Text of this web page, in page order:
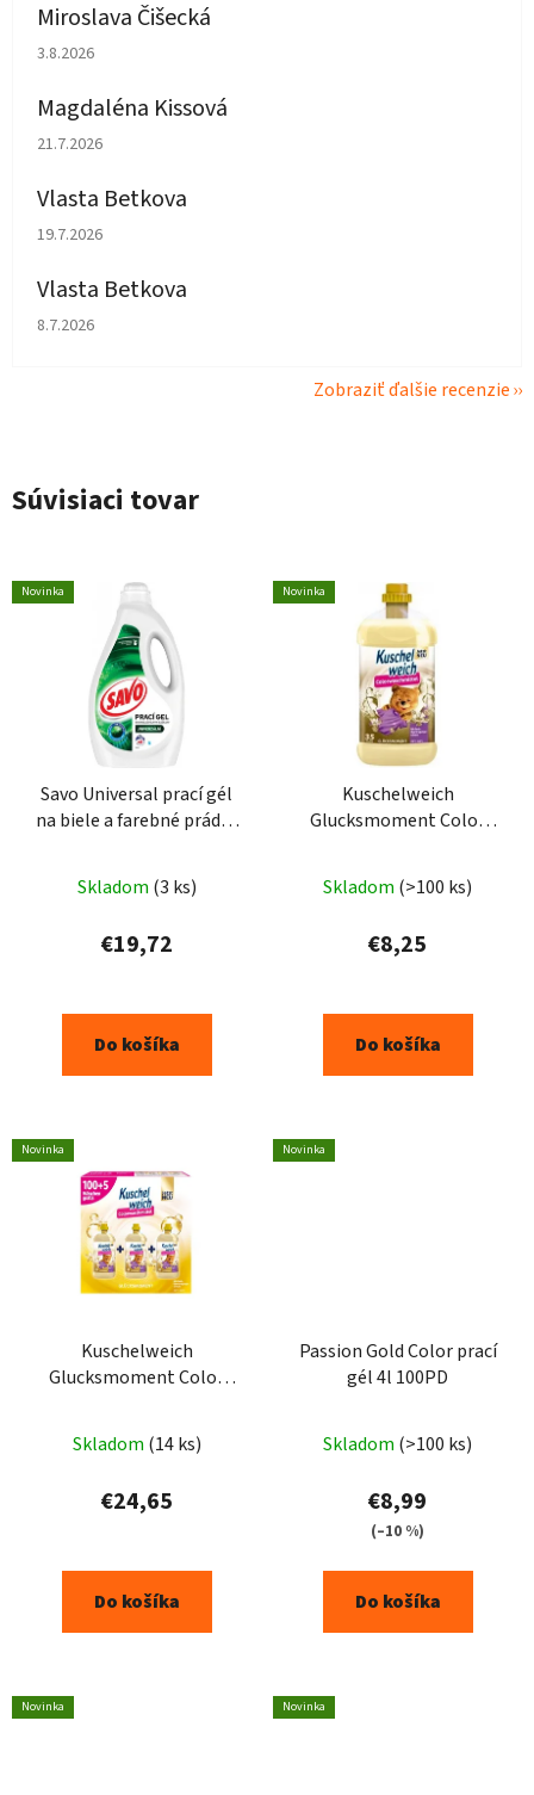
Miroslava Čišecká
Hodnotenie obchodu je 1 z 5 hviezdičiek.
3.8.2026
Magdaléna Kissová
Hodnotenie obchodu je 5 z 5 hviezdičiek.
21.7.2026
Vlasta Betkova
Hodnotenie obchodu je 5 z 5 hviezdičiek.
19.7.2026
Vlasta Betkova
Hodnotenie obchodu je 4 z 5 hviezdičiek.
8.7.2026
Zobraziť ďalšie recenzie
Súvisiaci tovar
Novinka
Savo Universal prací gél
na biele a farebné prádlo
Skladom (3 ks)
€19,72
Do košíka
Novinka
Kuschelweich
Glucksmoment Color
Skladom (>100 ks)
€8,25
Do košíka
Novinka
Kuschelweich
Glucksmoment Color
105PD
Skladom (14 ks)
€24,65
Do košíka
Novinka
Passion Gold Color prací
gél 4l 100PD
Skladom (>100 ks)
€8,99
(–10 %)
Do košíka
Novinka Novinka